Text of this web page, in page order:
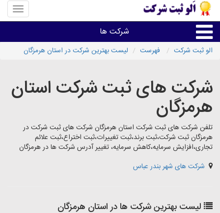
منوی
سایت
ثبت
شرکت ها
اخذگواهینامه رتبه بندی
سایر خدمات ثبت شرکت ها
الو ثبت شرکت فهرست لیست بهترین شرکت در استان هرمزگان
شرکت های ثبت شرکت استان
هرمزگان
تلفن شرکت های ثبت شرکت استان هرمزگان شرکت های ثبت شرکت در
هرمزگان ثبت شرکت،ثبت برند،ثبت تغییرات،ثبت اختراع،ثبت علائم
تجاری،افزایش سرمایه،کاهش سرمایه، تغییر آدرس شرکت ها در هرمزگان
شرکت های شهر بندر عباس
لیست بهترین شرکت ها در استان هرمزگان